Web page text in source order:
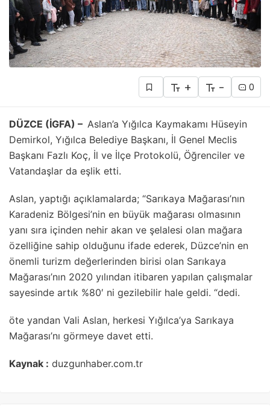
+ - 0
DÜZCE (İGFA) – Aslan’a Yığılca Kaymakamı Hüseyin
Demirkol, Yığılca Belediye Başkanı, İl Genel Meclis
Başkanı Fazlı Koç, İl ve İlçe Protokolü, Öğrenciler ve
Vatandaşlar da eşlik etti.
Aslan, yaptığı açıklamalarda; “Sarıkaya Mağarası’nın
Karadeniz Bölgesi’nin en büyük mağarası olmasının
yanı sıra içinden nehir akan ve şelalesi olan mağara
özelliğine sahip olduğunu ifade ederek, Düzce’nin en
önemli turizm değerlerinden birisi olan Sarıkaya
Mağarası’nın 2020 yılından itibaren yapılan çalışmalar
sayesinde artık %80′ ni gezilebilir hale geldi. “dedi.
öte yandan Vali Aslan, herkesi Yığılca’ya Sarıkaya
Mağarası’nı görmeye davet etti.
Kaynak : duzgunhaber.com.tr